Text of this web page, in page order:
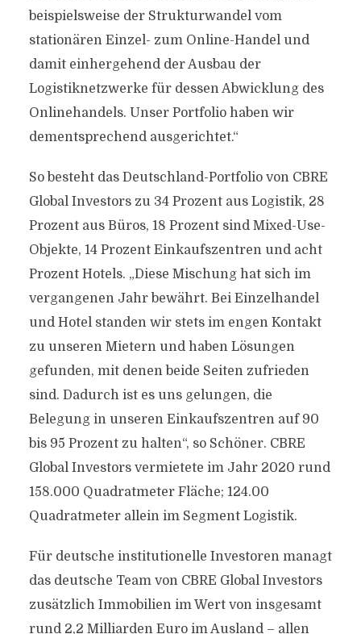
beispielsweise der Strukturwandel vom
stationären Einzel- zum Online-Handel und
damit einhergehend der Ausbau der
Logistiknetzwerke für dessen Abwicklung des
Onlinehandels. Unser Portfolio haben wir
dementsprechend ausgerichtet.“
So besteht das Deutschland-Portfolio von CBRE
Global Investors zu 34 Prozent aus Logistik, 28
Prozent aus Büros, 18 Prozent sind Mixed-Use-
Objekte, 14 Prozent Einkaufszentren und acht
Prozent Hotels. „Diese Mischung hat sich im
vergangenen Jahr bewährt. Bei Einzelhandel
und Hotel standen wir stets im engen Kontakt
zu unseren Mietern und haben Lösungen
gefunden, mit denen beide Seiten zufrieden
sind. Dadurch ist es uns gelungen, die
Belegung in unseren Einkaufszentren auf 90
bis 95 Prozent zu halten“, so Schöner. CBRE
Global Investors vermietete im Jahr 2020 rund
158.000 Quadratmeter Fläche; 124.00
Quadratmeter allein im Segment Logistik.
Für deutsche institutionelle Investoren managt
das deutsche Team von CBRE Global Investors
zusätzlich Immobilien im Wert von insgesamt
rund 2,2 Milliarden Euro im Ausland – allen